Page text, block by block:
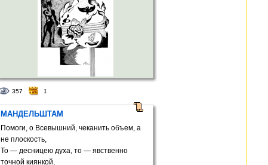
357 1
МАНДЕЛЬШТАМ
Помоги, о Всевышний, чеканить объем, а
не плоскость,
То — десницею духа, то — явственно
точной киянкой,